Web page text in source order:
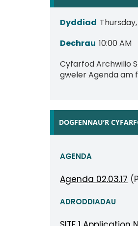
Dyddiad
Dechrau 10:00 AM
Cyfarfod Archwilio
gweler Agenda am
DOGFENNAU’R
AGENDA
Agenda 02.03.17
ADRODDIADAU